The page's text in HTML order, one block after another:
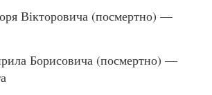
Вікторовича (посмертно) —
Борисовича (посмертно) —